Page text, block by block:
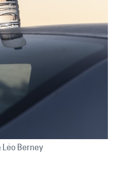
Léo Berney